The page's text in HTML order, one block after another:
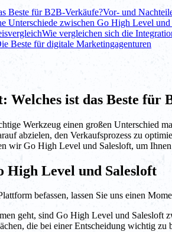
Beste für B2B-Verkäufe?Vor- und
Unterschiede zwischen Go High Level und
Wie vergleichen sich die
Beste für digitale Marketingagenturen
Welches ist das Beste für
Werkzeug einen großen Unterschied
abzielen, den Verkaufsprozess zu
wir Go High Level und Salesloft, um
High Level und Salesloft
befassen, lassen Sie uns einen
geht, sind Go High Level und
die bei einer Entscheidung wichtig zu